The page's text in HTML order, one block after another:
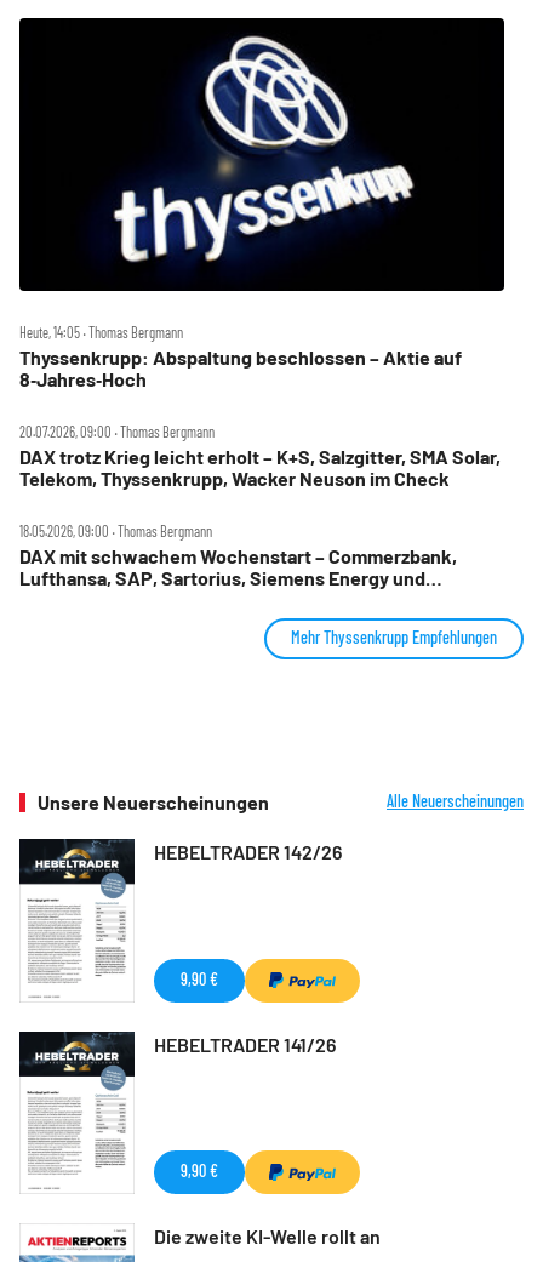
Heute, 14:05 ‧ Thomas Bergmann
Thyssenkrupp: Abspaltung beschlossen – Aktie auf
8‑Jahres‑Hoch
20.07.2026, 09:00 ‧ Thomas Bergmann
DAX trotz Krieg leicht erholt – K+S, Salzgitter, SMA Solar,
Telekom, Thyssenkrupp, Wacker Neuson im Check
18.05.2026, 09:00 ‧ Thomas Bergmann
DAX mit schwachem Wochenstart – Commerzbank,
Lufthansa, SAP, Sartorius, Siemens Energy und
Mehr Thyssenkrupp Empfehlungen
Unsere Neuerscheinungen Alle Neuerscheinungen
HEBELTRADER 142/26
9,90 €
HEBELTRADER 141/26
9,90 €
Die zweite KI-Welle rollt an